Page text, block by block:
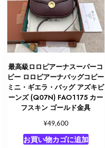
最高級ロロピアーナスーパーコ
ピー ロロピアーナバッグコピー
ミニ・ギエラ・バッグ アズキビ
ーンズ (Q07N) FAO1175 カー
フスキン ゴールド金具
¥49,600
お買い物カゴに追加